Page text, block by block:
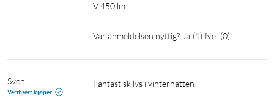
V 450 lm
Var anmeldelsen nyttig? Ja (1) Nei (0)
Sven
Verifisert kjøper
Fantastisk lys i vinternatten!